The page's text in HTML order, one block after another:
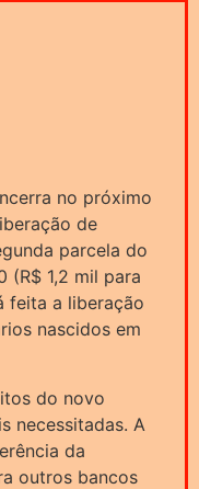
no próximo
de
parcela do
(R$ 1,2 mil para
feita a liberação
nascidos em
do novo
necessitadas. A
da
outros bancos